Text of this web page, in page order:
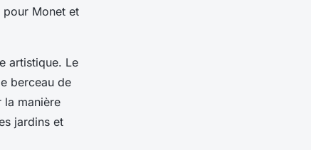
pour Monet et
artistique. Le
berceau de
la manière
jardins et